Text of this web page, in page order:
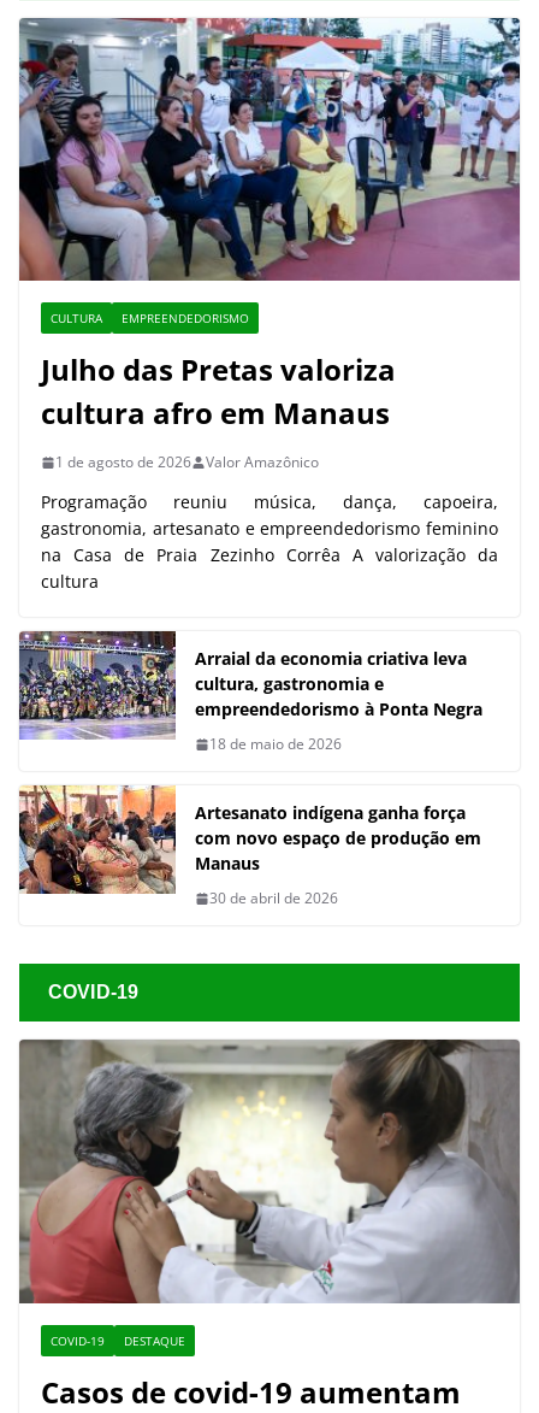
CULTURA EMPREENDEDORISMO
Julho das Pretas valoriza
cultura afro em Manaus
1 de agosto de 2026 Valor Amazônico
Programação reuniu música, dança, capoeira,
gastronomia, artesanato e empreendedorismo feminino
na Casa de Praia Zezinho Corrêa A valorização da
cultura
Arraial da economia criativa leva
cultura, gastronomia e
empreendedorismo à Ponta Negra
18 de maio de 2026
Artesanato indígena ganha força
com novo espaço de produção em
Manaus
30 de abril de 2026
COVID-19
COVID-19 DESTAQUE
Casos de covid-19 aumentam